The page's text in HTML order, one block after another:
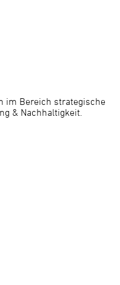
im Bereich strategische
& Nachhaltigkeit.